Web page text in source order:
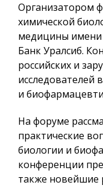
Организатором
химической
медицины имени
Банк Уралсиб.
российских и
исследователей
и
На форуме
практические
биологии и
конференции
также новейшие